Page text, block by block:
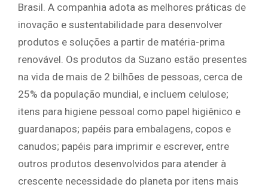
Brasil. A companhia adota as melhores práticas de
inovação e sustentabilidade para desenvolver
produtos e soluções a partir de matéria-prima
renovável. Os produtos da Suzano estão presentes
na vida de mais de 2 bilhões de pessoas, cerca de
25% da população mundial, e incluem celulose;
itens para higiene pessoal como papel higiênico e
guardanapos; papéis para embalagens, copos e
canudos; papéis para imprimir e escrever, entre
outros produtos desenvolvidos para atender à
crescente necessidade do planeta por itens mais